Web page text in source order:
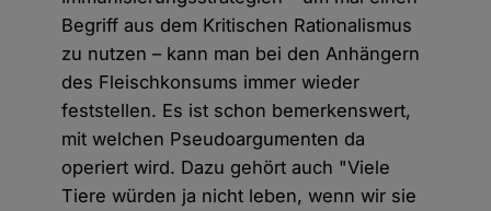
Begriff aus dem Kritischen Rationalismus
zu nutzen – kann man bei den Anhängern
des Fleischkonsums immer wieder
feststellen. Es ist schon bemerkenswert,
mit welchen Pseudoargumenten da
operiert wird. Dazu gehört auch "Viele
Tiere würden ja nicht leben, wenn wir sie